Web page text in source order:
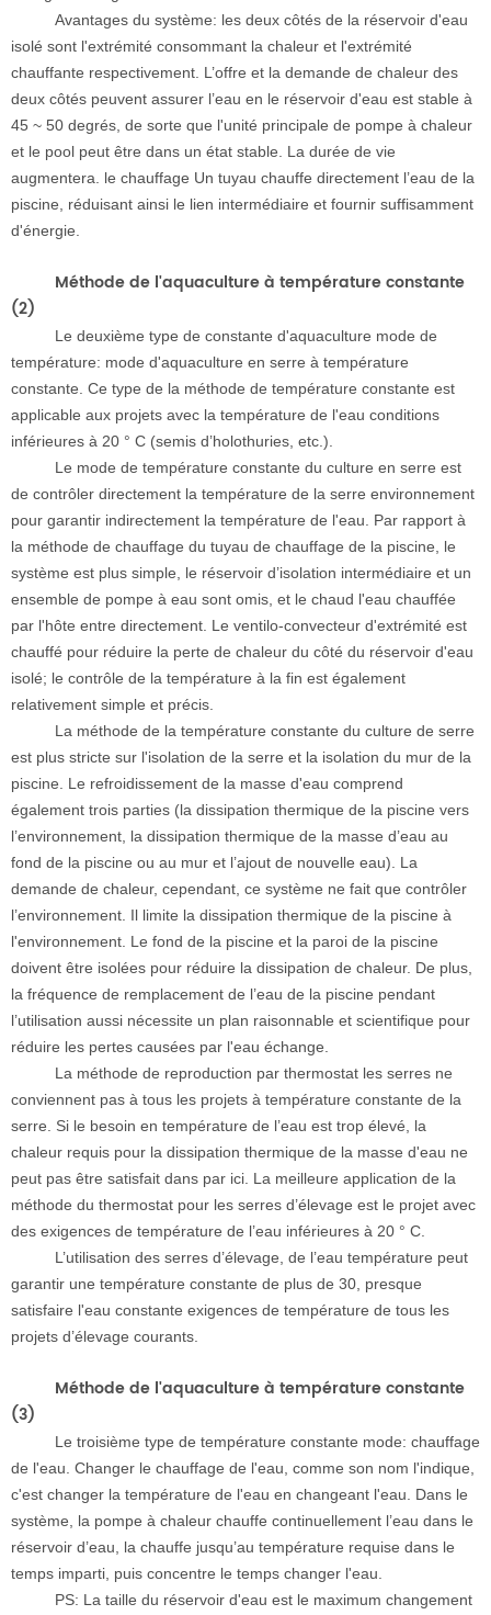
Avantages du système: les deux côtés de la réservoir d'eau
isolé sont l'extrémité consommant la chaleur et l'extrémité
chauffante respectivement. L’offre et la demande de chaleur des
deux côtés peuvent assurer l’eau en le réservoir d'eau est stable à
45 ~ 50 degrés, de sorte que l'unité principale de pompe à chaleur
et le pool peut être dans un état stable. La durée de vie
augmentera. le chauffage Un tuyau chauffe directement l’eau de la
piscine, réduisant ainsi le lien intermédiaire et fournir suffisamment
d'énergie.
Méthode de l'aquaculture à température constante
(2)
Le deuxième type de constante d'aquaculture mode de
température: mode d'aquaculture en serre à température
constante. Ce type de la méthode de température constante est
applicable aux projets avec la température de l'eau conditions
inférieures à 20 ° C (semis d’holothuries, etc.).
Le mode de température constante du culture en serre est
de contrôler directement la température de la serre environnement
pour garantir indirectement la température de l'eau. Par rapport à
la méthode de chauffage du tuyau de chauffage de la piscine, le
système est plus simple, le réservoir d’isolation intermédiaire et un
ensemble de pompe à eau sont omis, et le chaud l'eau chauffée
par l'hôte entre directement. Le ventilo-convecteur d'extrémité est
chauffé pour réduire la perte de chaleur du côté du réservoir d'eau
isolé; le contrôle de la température à la fin est également
relativement simple et précis.
La méthode de la température constante du culture de serre
est plus stricte sur l'isolation de la serre et la isolation du mur de la
piscine. Le refroidissement de la masse d'eau comprend
également trois parties (la dissipation thermique de la piscine vers
l’environnement, la dissipation thermique de la masse d’eau au
fond de la piscine ou au mur et l’ajout de nouvelle eau). La
demande de chaleur, cependant, ce système ne fait que contrôler
l’environnement. Il limite la dissipation thermique de la piscine à
l'environnement. Le fond de la piscine et la paroi de la piscine
doivent être isolées pour réduire la dissipation de chaleur. De plus,
la fréquence de remplacement de l’eau de la piscine pendant
l’utilisation aussi nécessite un plan raisonnable et scientifique pour
réduire les pertes causées par l'eau échange.
La méthode de reproduction par thermostat les serres ne
conviennent pas à tous les projets à température constante de la
serre. Si le besoin en température de l’eau est trop élevé, la
chaleur requis pour la dissipation thermique de la masse d'eau ne
peut pas être satisfait dans par ici. La meilleure application de la
méthode du thermostat pour les serres d’élevage est le projet avec
des exigences de température de l’eau inférieures à 20 ° C.
L’utilisation des serres d’élevage, de l’eau température peut
garantir une température constante de plus de 30, presque
satisfaire l'eau constante exigences de température de tous les
projets d’élevage courants.
Méthode de l'aquaculture à température constante
(3)
Le troisième type de température constante mode: chauffage
de l'eau. Changer le chauffage de l'eau, comme son nom l'indique,
c'est changer la température de l'eau en changeant l'eau. Dans le
système, la pompe à chaleur chauffe continuellement l’eau dans le
réservoir d’eau, la chauffe jusqu’au température requise dans le
temps imparti, puis concentre le temps changer l'eau.
PS: La taille du réservoir d'eau est le maximum changement